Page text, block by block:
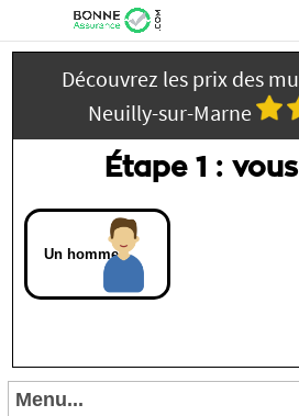
Découvrez les prix des
Neuilly-sur-Marne
Étape 1 :
Un homme